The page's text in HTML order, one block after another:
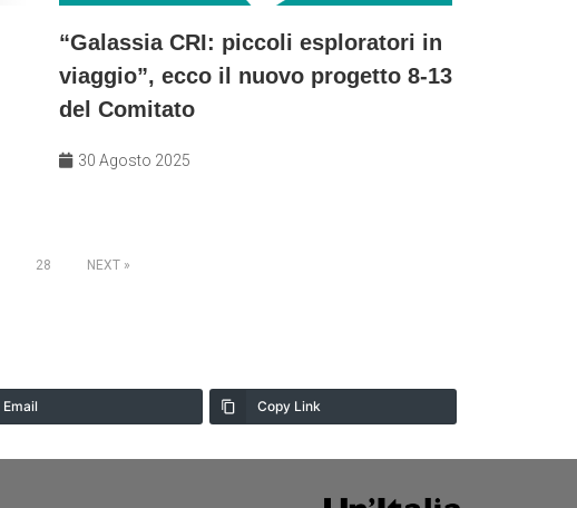
“Galassia CRI: piccoli esploratori in
viaggio”, ecco il nuovo progetto 8-13
del Comitato
30 Agosto 2025
28 NEXT
Email Copy Link